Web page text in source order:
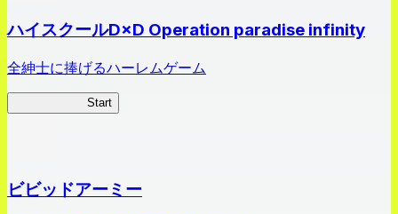
ハイスクールD×D Operation paradise infinity
全紳士に捧げるハーレムゲーム
Start
ビビッドアーミー